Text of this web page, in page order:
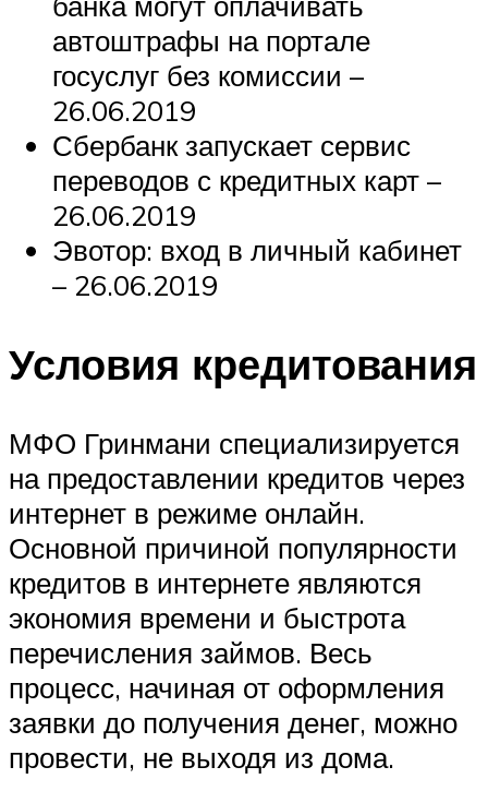
автоштрафы на портале
госуслуг без комиссии –
26.06.2019
Сбербанк запускает сервис
переводов с кредитных карт –
26.06.2019
Эвотор: вход в личный кабинет
– 26.06.2019
Условия кредитования
МФО Гринмани специализируется
на предоставлении кредитов через
интернет в режиме онлайн.
Основной причиной популярности
кредитов в интернете являются
экономия времени и быстрота
перечисления займов. Весь
процесс, начиная от оформления
заявки до получения денег, можно
провести, не выходя из дома.